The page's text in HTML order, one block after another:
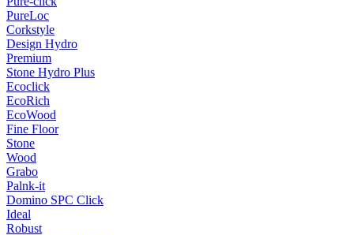
PureLoc
Corkstyle
Design Hydro
Premium
Stone Hydro Plus
Ecoclick
EcoRich
EcoWood
Fine Floor
Stone
Wood
Grabo
Palnk-it
Domino SPC Click
Ideal
Robust